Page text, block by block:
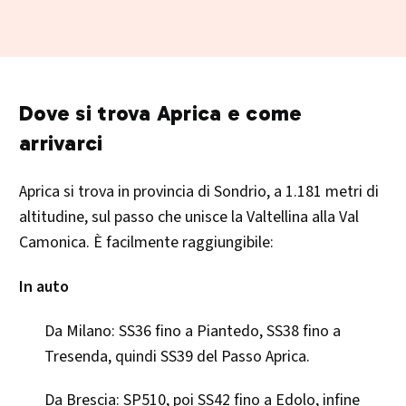
Dove si trova Aprica e come
arrivarci
Aprica si trova in provincia di Sondrio, a 1.181 metri di
altitudine, sul passo che unisce la Valtellina alla Val
Camonica. È facilmente raggiungibile:
In auto
Da Milano: SS36 fino a Piantedo, SS38 fino a
Tresenda, quindi SS39 del Passo Aprica.
Da Brescia: SP510, poi SS42 fino a Edolo, infine